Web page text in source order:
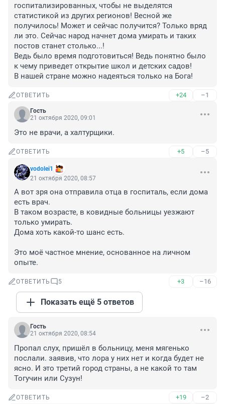
госпитализированных, чтобы не выделятся
статистикой из других регионов! Весной же
получилось! Может и сейчас получится? Только вряд
ли это. Сейчас народ начнет дома умирать и таких
постов станет столько...!
Ведь было время подготовиться! Ведь понятно было
к чему приведет открытие школ и детских садов!
В нашей стране можно надеяться только на Бога!
ОТВЕТИТЬ +24 –1
Гость
21 октября 2020, 09:01
Это не врачи, а халтурщики.
ОТВЕТИТЬ +5 –5
vodolei1
21 октября 2020, 08:57
А вот зря она отправила отца в госпиталь, если дома
есть врач.
В таком возрасте, в ковидные больницы уезжают
только умирать.
Дома хоть какой-то шанс есть.
Это моё частное мнение, основанное на личном
опыте.
ОТВЕТИТЬ 5 +3 –16
Показать ещё 5 ответов
Гость
21 октября 2020, 08:54
Пропал слух, пришёл в больницу, меня мягенько
послали. заявив, что лора у них нет и когда будет не
ясно. И это третий город страны, а не какой то там
Тогучин или Сузун!
ОТВЕТИТЬ +19 –2